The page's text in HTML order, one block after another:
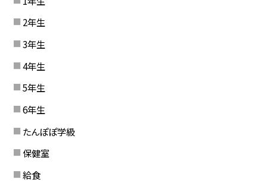
2年生
3年生
4年生
5年生
6年生
たんぽぽ学級
保健室
給食